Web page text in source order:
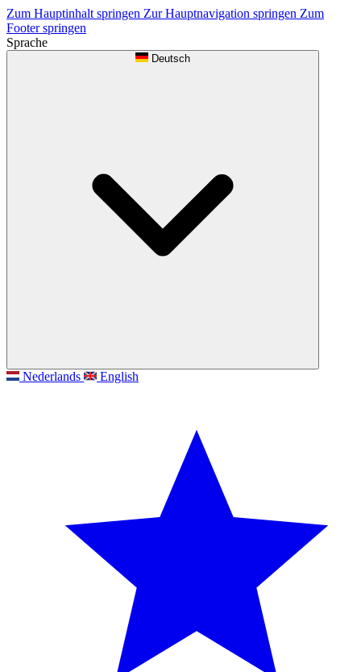
Zum Hauptinhalt springen Zur Hauptnavigation springen Zum
Footer springen
Sprache
Deutsch
Nederlands English